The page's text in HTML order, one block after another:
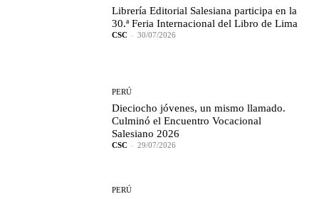
Librería Editorial Salesiana participa en la
30.ª Feria Internacional del Libro de Lima
CSC - 30/07/2026
PERÚ
Dieciocho jóvenes, un mismo llamado.
Culminó el Encuentro Vocacional
Salesiano 2026
CSC - 29/07/2026
PERÚ